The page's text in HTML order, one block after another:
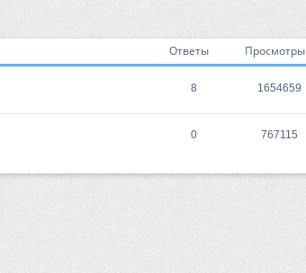
Ответы Просмотры
8 1654659
0 767115